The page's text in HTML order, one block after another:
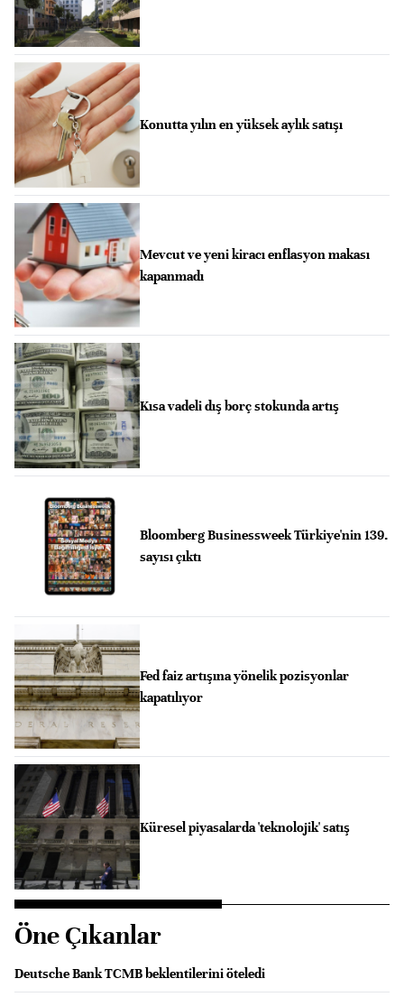
Konutta yılın en yüksek aylık satışı
Mevcut ve yeni kiracı enflasyon makası
kapanmadı
Kısa vadeli dış borç stokunda artış
Bloomberg Businessweek Türkiye'nin 139.
sayısı çıktı
Fed faiz artışına yönelik pozisyonlar
kapatılıyor
Küresel piyasalarda 'teknolojik' satış
Öne Çıkanlar
Deutsche Bank TCMB beklentilerini öteledi